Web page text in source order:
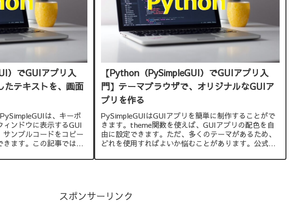
）でGUIアプリ入
たテキストを、画面
は、キーボ
ンドウに表示するGUI
ンプルコードをコピー
ます。この記事では、
容をコメントで載せて
【Python（PySimpleGUI）でGUIアプリ入
門】テーマブラウザで、オリジナルなGUIア
プリを作る
PySimpleGUIはGUIアプリを簡単に制作することがで
きます。theme関数を使えば、GUIアプリの配色を自
由に設定できます。ただ、多くのテーマがあるため、
どれを使用すればよいか悩むことがあります。公式サ
開していますので、これを紹介します。
スポンサーリンク